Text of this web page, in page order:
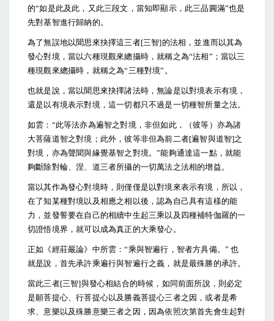
的“如是此及此，又此三段文，當知即顯示，此三品圓滿”也是
先對基智進行歸納的。
為了無誤地以聞思來抉擇這三者[三智]的法相，並進而以其為
發心對境，當以六種現觀來總攝時，就稱之為“法相”；當以三
種現觀來總攝時，就稱之為“三種對境”。
也就是說，當以聞思來抉擇諸法時，無論是以對境表示有境，
還是以有境表示對境，這一切都只不過是一切種智所量之法。
如雲：“此等法亦為遍智之對境，非但如此，（彼等）亦為諸
大菩薩道智之對境；此外，彼等非但為前二者[遍智與道智]之
對境，亦為聲聞與緣覺基智之對境。”能夠通達這一點，就能
夠斷除對輪、涅、道三者所攝的一切萬法之法相的增益。
當以其作為發心對境時，則僅僅是以對境來表示有境，所以，
在了知某種對境以及相應之相以後，認為自己具有這樣的能
力，並發誓要在自己的相續中生起三乘以及四種補特伽羅的一
切證悟境界，就可以成為真正的大乘發心。
正如《經莊嚴論》中所雲：“乘與智遍行，智者方具備。” 也
就是說，首先承許乘遍行與智遍行之義，就是最殊勝的承許。
當此三者[三智]與發心相結合的時候，如同前面所說，則必定
是願菩提心、行菩提心以及勝義菩提心三者之因，或者是希
求、意樂以及殊勝意樂三者之因，因為依照次第首先會生起對